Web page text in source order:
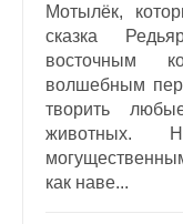
Мотылёк,
сказка
восточным
волшебным
творить
животных.
как наве...